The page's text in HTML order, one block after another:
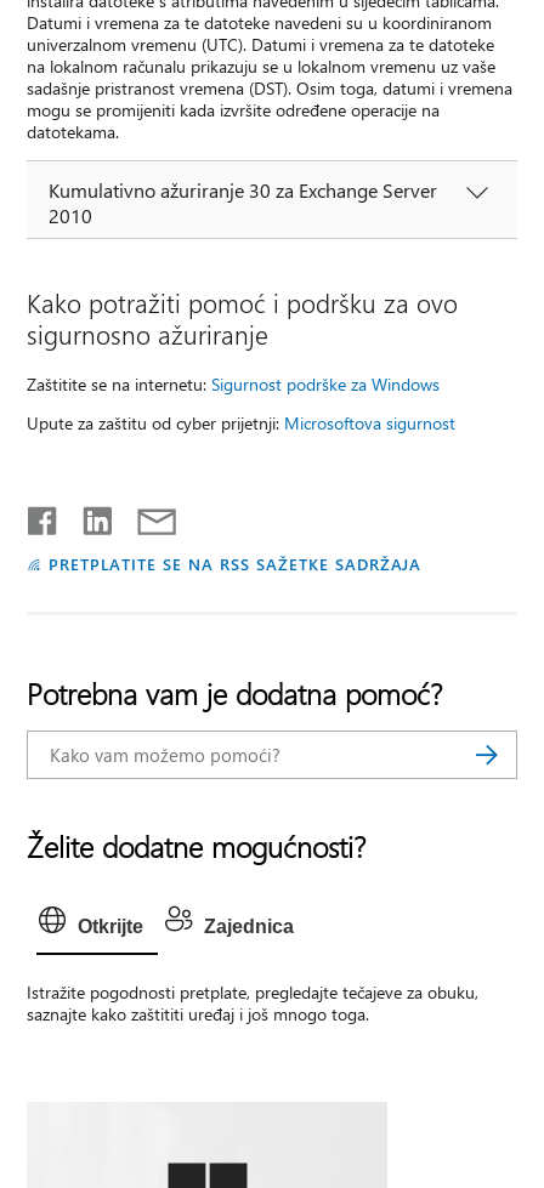
Datumi i vremena za te datoteke navedeni su u koordiniranom
univerzalnom vremenu (UTC). Datumi i vremena za te datoteke
na lokalnom računalu prikazuju se u lokalnom vremenu uz vaše
sadašnje pristranost vremena (DST). Osim toga, datumi i vremena
mogu se promijeniti kada izvršite određene operacije na
datotekama.
Kumulativno ažuriranje 30 za Exchange Server
2010
Kako potražiti pomoć i podršku za ovo
sigurnosno ažuriranje
Zaštitite se na internetu:Sigurnost podrške za Windows
Upute za zaštitu od cyber prijetnji: Microsoftova sigurnost
PRETPLATITE SE NA RSS SAŽETKE SADRŽAJA
Potrebna vam je dodatna pomoć?
Želite dodatne mogućnosti?
Otkrijte Zajednica
Istražite pogodnosti pretplate, pregledajte tečajeve za obuku,
saznajte kako zaštititi uređaj i još mnogo toga.